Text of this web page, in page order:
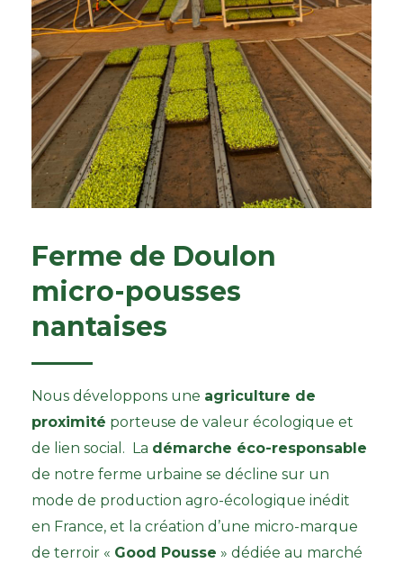
Ferme de Doulon
micro-pousses
nantaises
Nous développons une agriculture de
proximité porteuse de valeur écologique et
de lien social.
La démarche éco-responsable
de notre ferme urbaine se décline sur un
mode de production agro-écologique inédit
en France, et la création d’une micro-marque
de terroir « Good Pousse » dédiée au marché